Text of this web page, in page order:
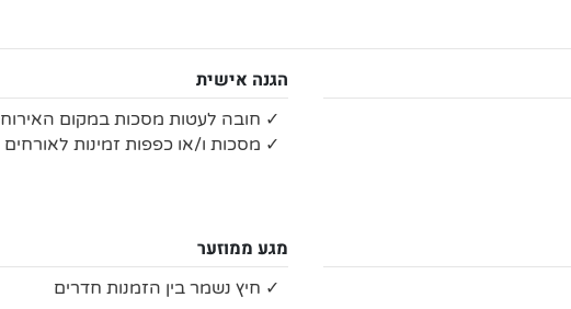
הגנה אישית
✓ חובה לעטות מסכות במקום האירוח
✓ מסכות ו/או כפפות זמינות לאורחים
מגע ממוזער
✓ חיץ נשמר בין הזמנות חדרים